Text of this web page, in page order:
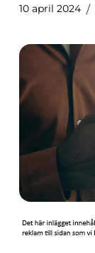
10 april 2024